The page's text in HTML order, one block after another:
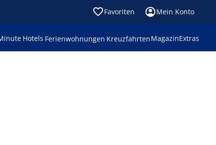
Favoriten Mein Konto
Hotels Ferienwohnungen KreuzfahrtenMagazinExtras